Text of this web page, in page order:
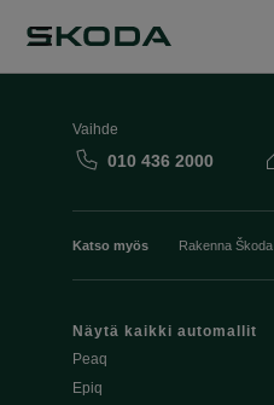
Vaihde
010 436 2000
Katso myös Rakenna Škoda
Näytä kaikki automallit
Peaq
Epiq